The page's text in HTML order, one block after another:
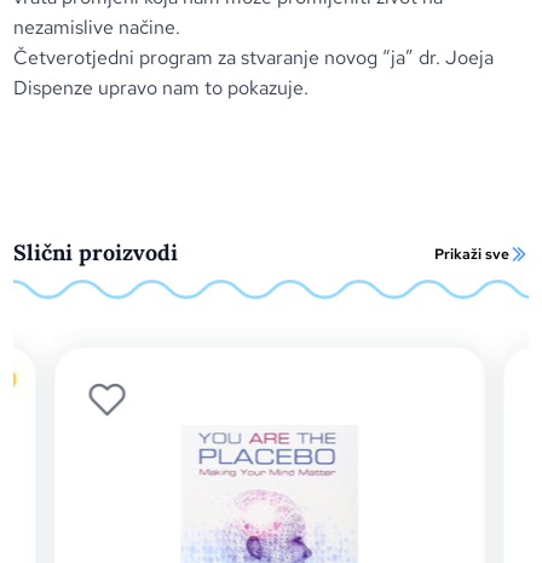
nezamislive načine.
Četverotjedni program za stvaranje novog “ja” dr. Joeja
Dispenze upravo nam to pokazuje.
Slični proizvodi Prikaži sve